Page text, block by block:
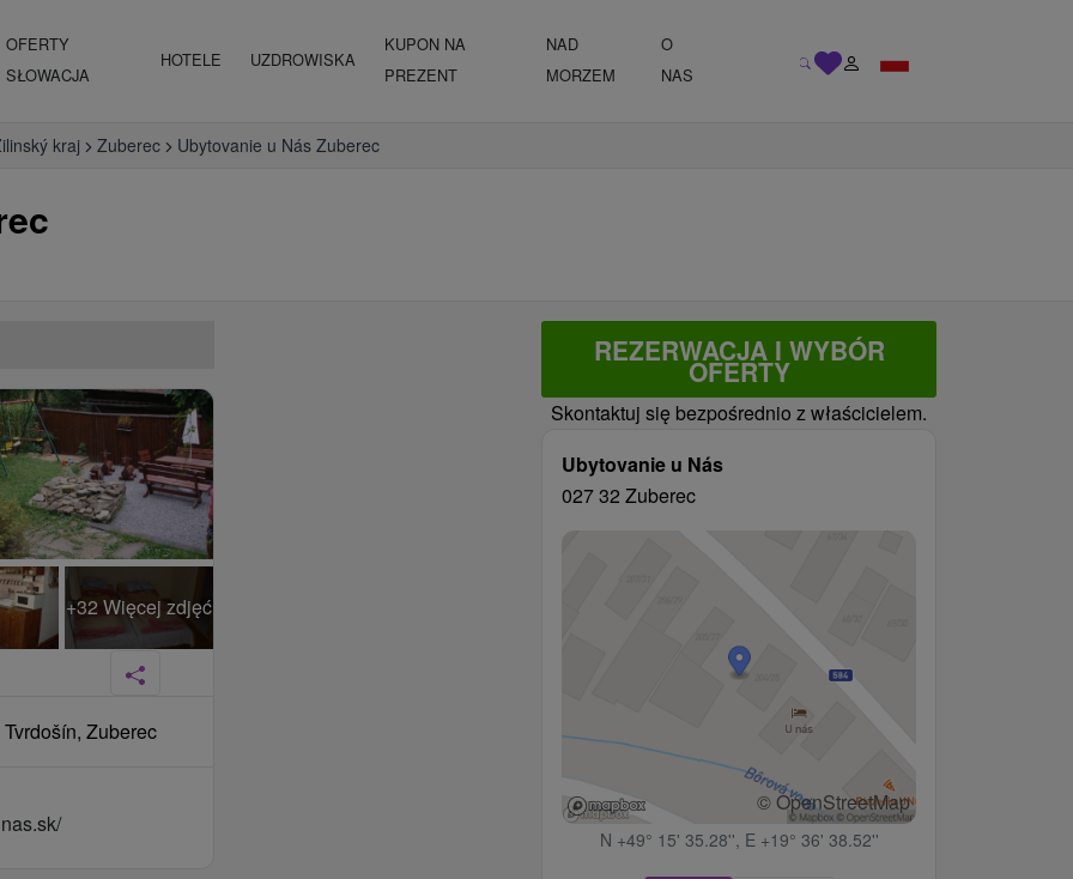
OFERTY
SŁOWACJA
HOTELE UZDROWISKA
KUPON NA
PREZENT
NAD
MORZEM
O
NAS
kraj Zuberec Ubytovanie u Nás Zuberec
REZERWACJA I WYBÓR
OFERTY
Skontaktuj się bezpośrednio z właścicielem.
Ubytovanie u Nás
027 32 Zuberec
© OpenStreetMap
N +49° 15' 35.28'', E +19° 36' 38.52''
+32 Więcej zdjęć
Zuberec